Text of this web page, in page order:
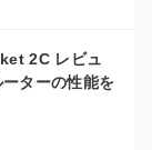
2C レビュ
ターの性能を